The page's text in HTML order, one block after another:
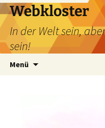
Webkloster
In der Welt sein,
sein!
Menü